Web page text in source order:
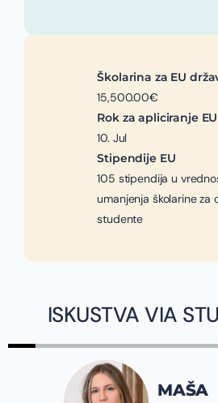
Školarina za EU
15,500.00€
Rok za apliciranje EU
10. Jul
Stipendije EU
105 stipendija u
umanjenja školarine za
studente
ISKUSTVA VIA